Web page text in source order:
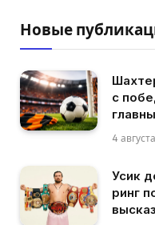
Новые
с
4
Усик
ринг